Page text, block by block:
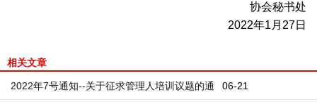
协会秘书处
2022年1月27日
相关文章
06-21
2022年7号通知--关于征求管理人培训议题的通